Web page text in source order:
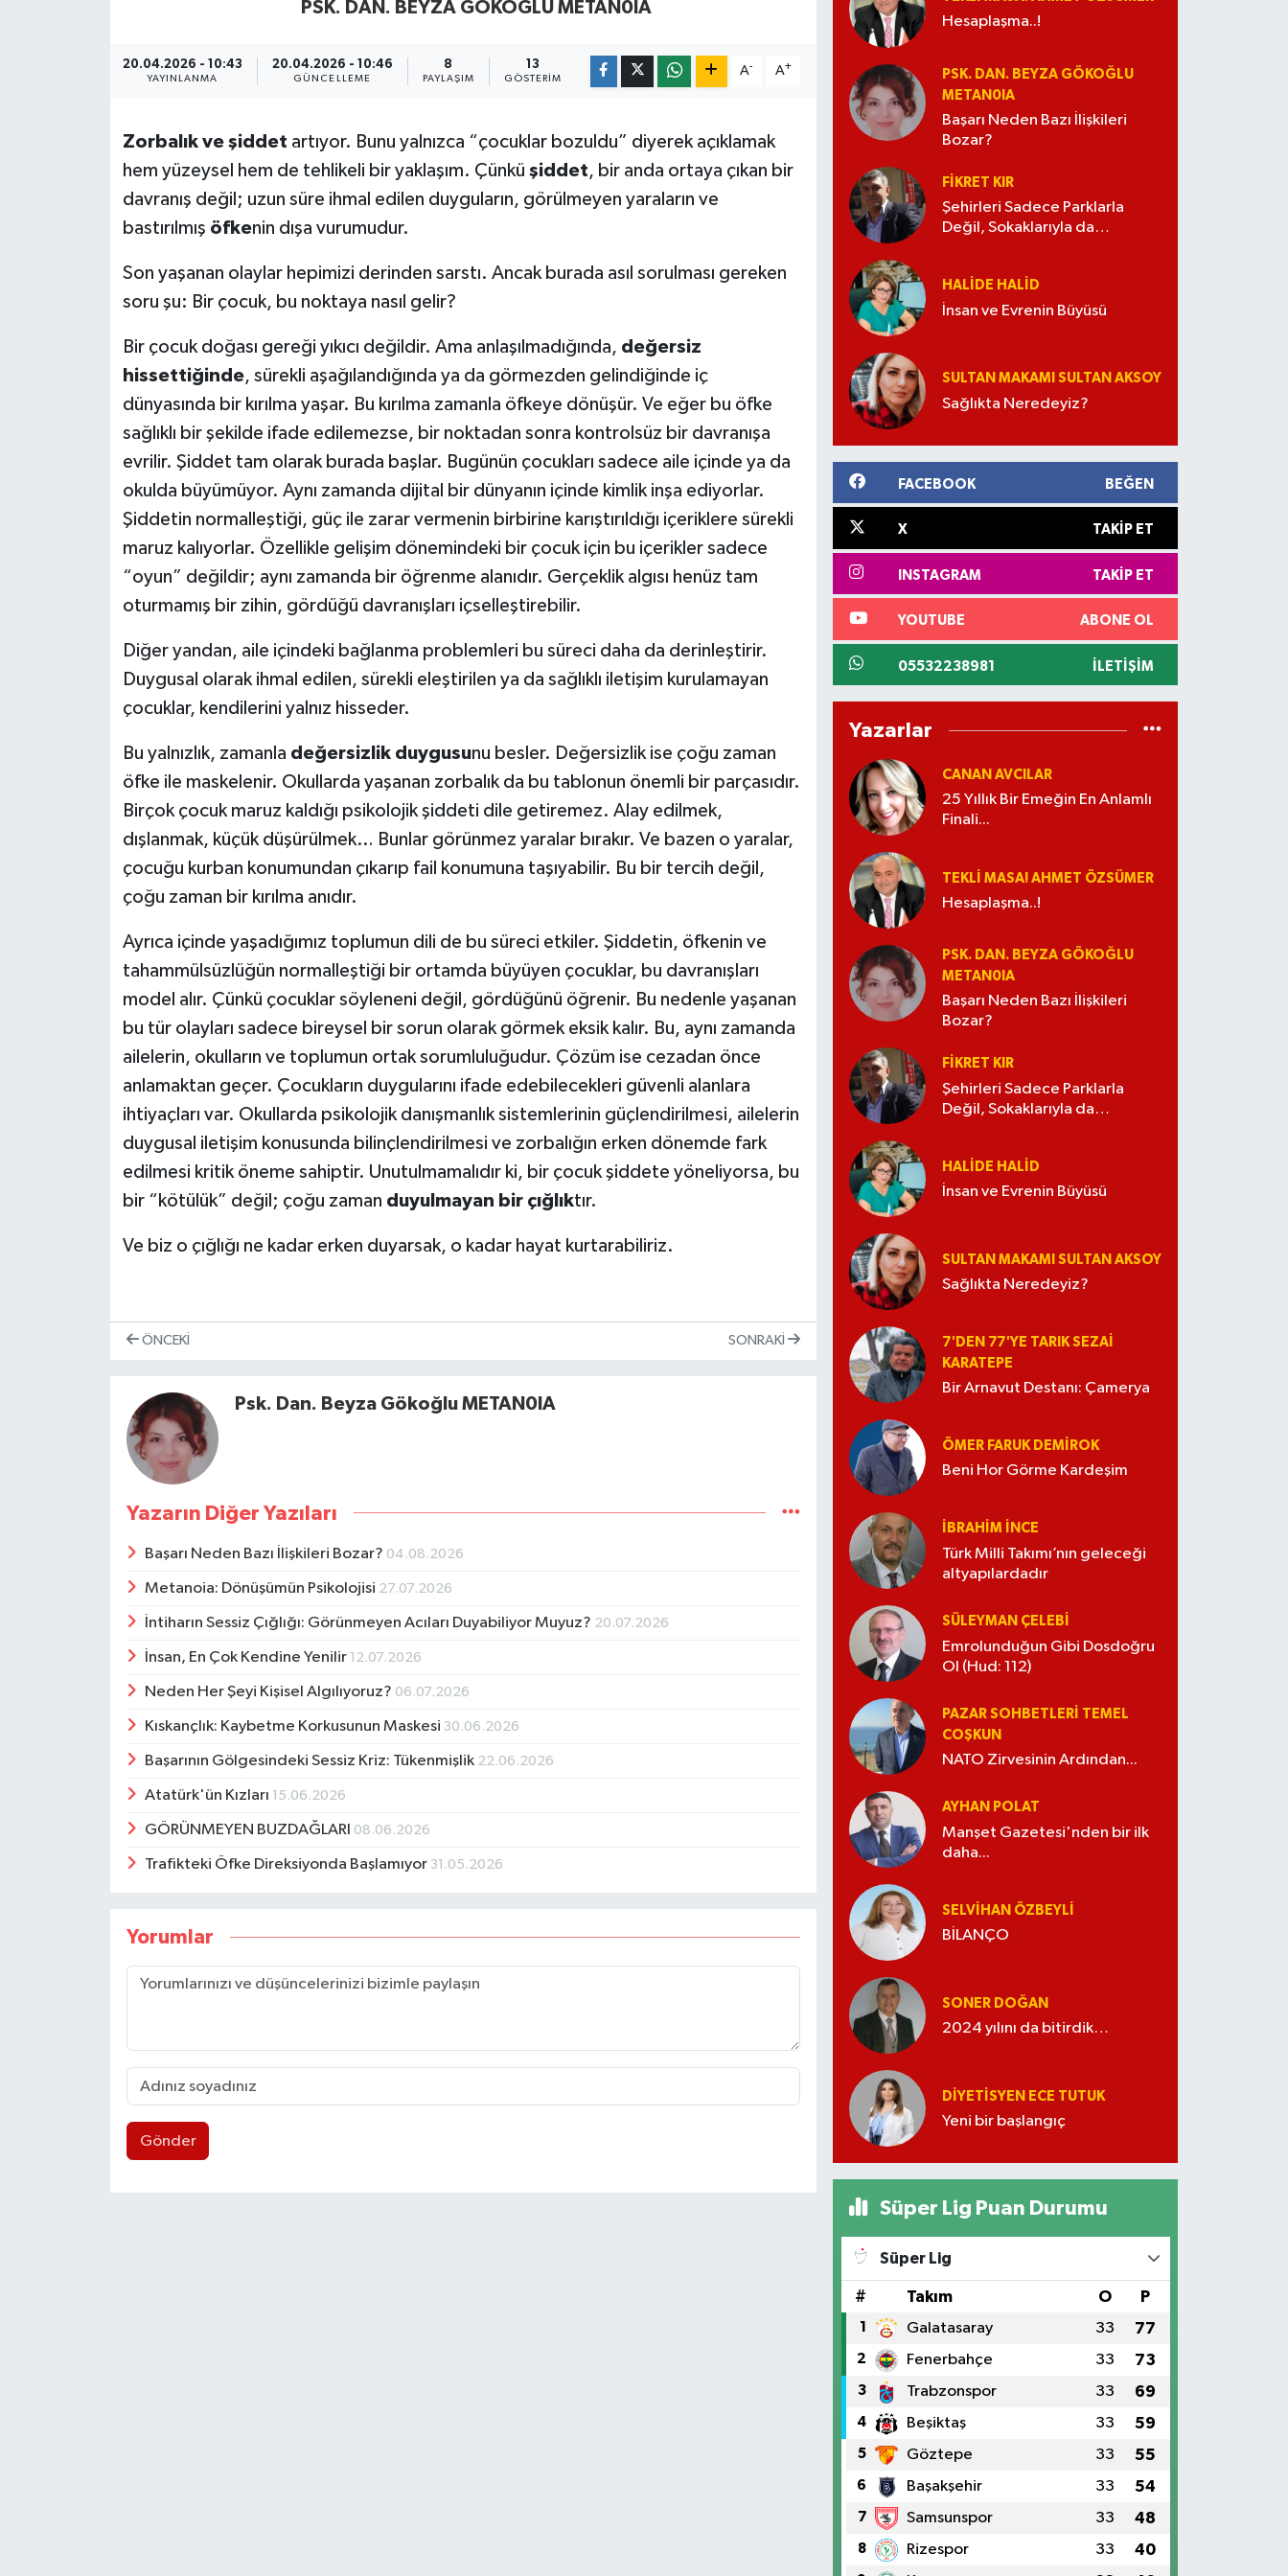
PSK. DAN. BEYZA GÖKOĞLU METAN0IA
20.04.2026 - 10:43
YAYINLANMA
20.04.2026 - 10:46
GÜNCELLEME
8
PAYLAŞIM
13
GÖSTERIM
A- A+
Zorbalık ve şiddet artıyor. Bunu yalnızca “çocuklar bozuldu” diyerek açıklamak
hem yüzeysel hem de tehlikeli bir yaklaşım. Çünkü şiddet, bir anda ortaya çıkan bir
davranış değil; uzun süre ihmal edilen duyguların, görülmeyen yaraların ve
bastırılmış öfkenin dışa vurumudur.
Son yaşanan olaylar hepimizi derinden sarstı. Ancak burada asıl sorulması gereken
soru şu: Bir çocuk, bu noktaya nasıl gelir?
Bir çocuk doğası gereği yıkıcı değildir. Ama anlaşılmadığında, değersiz
hissettiğinde, sürekli aşağılandığında ya da görmezden gelindiğinde iç
dünyasında bir kırılma yaşar. Bu kırılma zamanla öfkeye dönüşür. Ve eğer bu öfke
sağlıklı bir şekilde ifade edilemezse, bir noktadan sonra kontrolsüz bir davranışa
evrilir. Şiddet tam olarak burada başlar. Bugünün çocukları sadece aile içinde ya da
okulda büyümüyor. Aynı zamanda dijital bir dünyanın içinde kimlik inşa ediyorlar.
Şiddetin normalleştiği, güç ile zarar vermenin birbirine karıştırıldığı içeriklere sürekli
maruz kalıyorlar. Özellikle gelişim dönemindeki bir çocuk için bu içerikler sadece
“oyun” değildir; aynı zamanda bir öğrenme alanıdır. Gerçeklik algısı henüz tam
oturmamış bir zihin, gördüğü davranışları içselleştirebilir.
Diğer yandan, aile içindeki bağlanma problemleri bu süreci daha da derinleştirir.
Duygusal olarak ihmal edilen, sürekli eleştirilen ya da sağlıklı iletişim kurulamayan
çocuklar, kendilerini yalnız hisseder.
Bu yalnızlık, zamanla değersizlik duygusunu besler. Değersizlik ise çoğu zaman
öfke ile maskelenir. Okullarda yaşanan zorbalık da bu tablonun önemli bir parçasıdır.
Birçok çocuk maruz kaldığı psikolojik şiddeti dile getiremez. Alay edilmek,
dışlanmak, küçük düşürülmek… Bunlar görünmez yaralar bırakır. Ve bazen o yaralar,
çocuğu kurban konumundan çıkarıp fail konumuna taşıyabilir. Bu bir tercih değil,
çoğu zaman bir kırılma anıdır.
Ayrıca içinde yaşadığımız toplumun dili de bu süreci etkiler. Şiddetin, öfkenin ve
tahammülsüzlüğün normalleştiği bir ortamda büyüyen çocuklar, bu davranışları
model alır. Çünkü çocuklar söyleneni değil, gördüğünü öğrenir. Bu nedenle yaşanan
bu tür olayları sadece bireysel bir sorun olarak görmek eksik kalır. Bu, aynı zamanda
ailelerin, okulların ve toplumun ortak sorumluluğudur. Çözüm ise cezadan önce
anlamaktan geçer. Çocukların duygularını ifade edebilecekleri güvenli alanlara
ihtiyaçları var. Okullarda psikolojik danışmanlık sistemlerinin güçlendirilmesi, ailelerin
duygusal iletişim konusunda bilinçlendirilmesi ve zorbalığın erken dönemde fark
edilmesi kritik öneme sahiptir. Unutulmamalıdır ki, bir çocuk şiddete yöneliyorsa, bu
bir “kötülük” değil; çoğu zaman duyulmayan bir çığlıktır.
Ve biz o çığlığı ne kadar erken duyarsak, o kadar hayat kurtarabiliriz.
ÖNCEKI SONRAKI
Psk. Dan. Beyza Gökoğlu METAN0IA
Yazarın Diğer Yazıları
Başarı Neden Bazı İlişkileri Bozar? 04.08.2026
Metanoia: Dönüşümün Psikolojisi 27.07.2026
İntiharın Sessiz Çığlığı: Görünmeyen Acıları Duyabiliyor Muyuz? 20.07.2026
İnsan, En Çok Kendine Yenilir 12.07.2026
Neden Her Şeyi Kişisel Algılıyoruz? 06.07.2026
Kıskançlık: Kaybetme Korkusunun Maskesi 30.06.2026
Başarının Gölgesindeki Sessiz Kriz: Tükenmişlik 22.06.2026
Atatürk'ün Kızları 15.06.2026
GÖRÜNMEYEN BUZDAĞLARI 08.06.2026
Trafikteki Öfke Direksiyonda Başlamıyor 31.05.2026
Yorumlar
Gönder
Hesaplaşma..!
PSK. DAN. BEYZA GÖKOĞLU
METAN0IA
Başarı Neden Bazı İlişkileri
Bozar?
FIKRET KIR
Şehirleri Sadece Parklarla
Değil, Sokaklarıyla da
HALIDE HALID
İnsan ve Evrenin Büyüsü
SULTAN MAKAMI SULTAN AKSOY
Sağlıkta Neredeyiz?
FACEBOOK BEĞEN
X TAKIP ET
INSTAGRAM TAKIP ET
YOUTUBE ABONE OL
05532238981 İLETIŞIM
Yazarlar
CANAN AVCILAR
25 Yıllık Bir Emeğin En Anlamlı
Finali...
TEKLI MASA! AHMET ÖZSÜMER
Hesaplaşma..!
PSK. DAN. BEYZA GÖKOĞLU
METAN0IA
Başarı Neden Bazı İlişkileri
Bozar?
FIKRET KIR
Şehirleri Sadece Parklarla
Değil, Sokaklarıyla da
HALIDE HALID
İnsan ve Evrenin Büyüsü
SULTAN MAKAMI SULTAN AKSOY
Sağlıkta Neredeyiz?
7'DEN 77'YE TARIK SEZAI
KARATEPE
Bir Arnavut Destanı: Çamerya
ÖMER FARUK DEMIROK
Beni Hor Görme Kardeşim
İBRAHIM İNCE
Türk Milli Takımı’nın geleceği
altyapılardadır
SÜLEYMAN ÇELEBI
Emrolunduğun Gibi Dosdoğru
Ol (Hud: 112)
PAZAR SOHBETLERI TEMEL
COŞKUN
NATO Zirvesinin Ardından...
AYHAN POLAT
Manşet Gazetesi'nden bir ilk
daha...
SELVIHAN ÖZBEYLI
BİLANÇO
SONER DOĞAN
2024 yılını da bitirdik…
DIYETISYEN ECE TUTUK
Yeni bir başlangıç
Süper Lig Puan Durumu
Süper Lig
# Takım O P
1 Galatasaray 33 77
2 Fenerbahçe 33 73
3 Trabzonspor 33 69
4 Beşiktaş 33 59
5 Göztepe 33 55
6 Başakşehir 33 54
7 Samsunspor 33 48
8 Rizespor 33 40